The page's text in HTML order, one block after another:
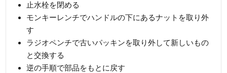
止水栓を閉める
モンキーレンチでハンドルの下にあるナットを取り外
す
ラジオペンチで古いパッキンを取り外して新しいもの
と交換する
逆の手順で部品をもとに戻す